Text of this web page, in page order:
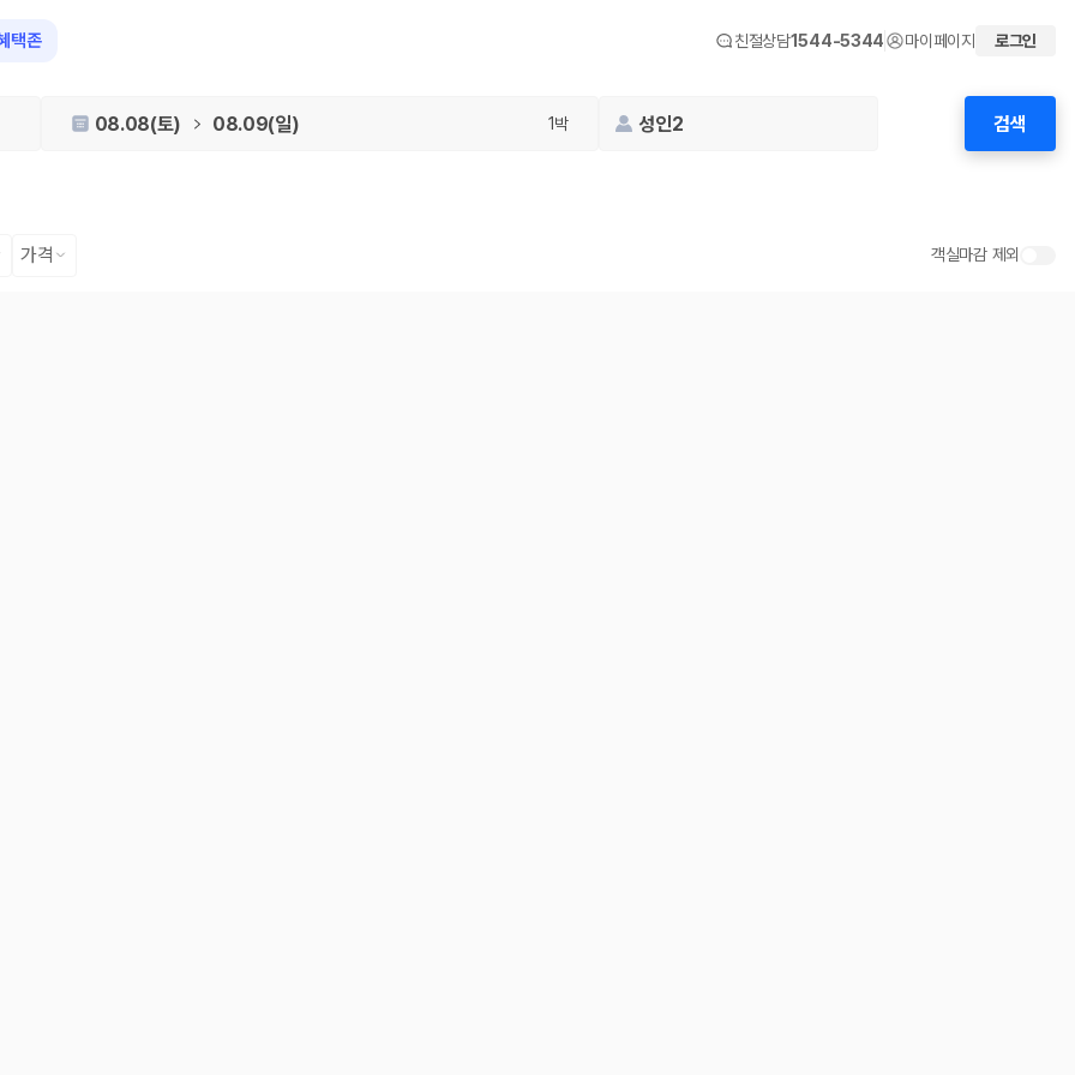
, 취소 규정이 다릅니다. 카모아는 여러 제주 렌트카 업체의 조건을 한 화면에서 비교해 사용자가 자신의 일정과 예산에 맞는 차량을 선택할 수 있도
비교합니다.
에 맞는 차종별 가격을 비교합니다.
비교합니다.
인합니다.
택존 친절상담1544-5344 마이페이지 로그인
08.08(토) 08.09(일) 1박 성인2 검색
가격 객실마감 제외